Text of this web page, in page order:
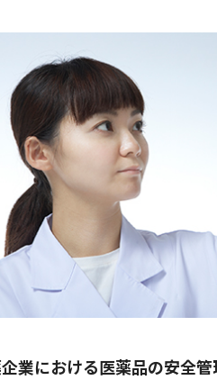
業における医薬品の安全